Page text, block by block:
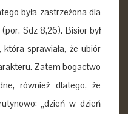
była zastrzeżona dla
Sdz 8,26). Bisior był
sprawiała, że ubiór
Zatem bogactwo
również dlatego, że
„dzień w dzień